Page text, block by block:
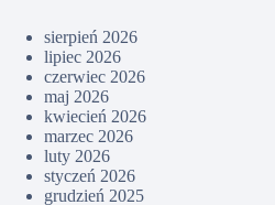
sierpień 2026
lipiec 2026
czerwiec 2026
maj 2026
kwiecień 2026
marzec 2026
luty 2026
styczeń 2026
grudzień 2025